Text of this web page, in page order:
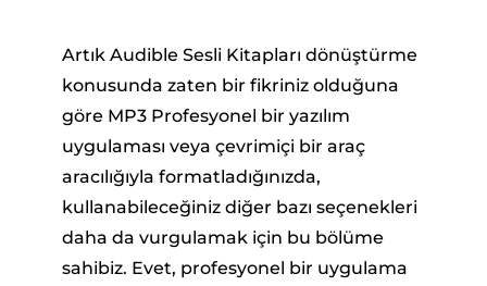
Artık Audible Sesli Kitapları dönüştürme
konusunda zaten bir fikriniz olduğuna
göre MP3 Profesyonel bir yazılım
uygulaması veya çevrimiçi bir araç
aracılığıyla formatladığınızda,
kullanabileceğiniz diğer bazı seçenekleri
daha da vurgulamak için bu bölüme
sahibiz. Evet, profesyonel bir uygulama